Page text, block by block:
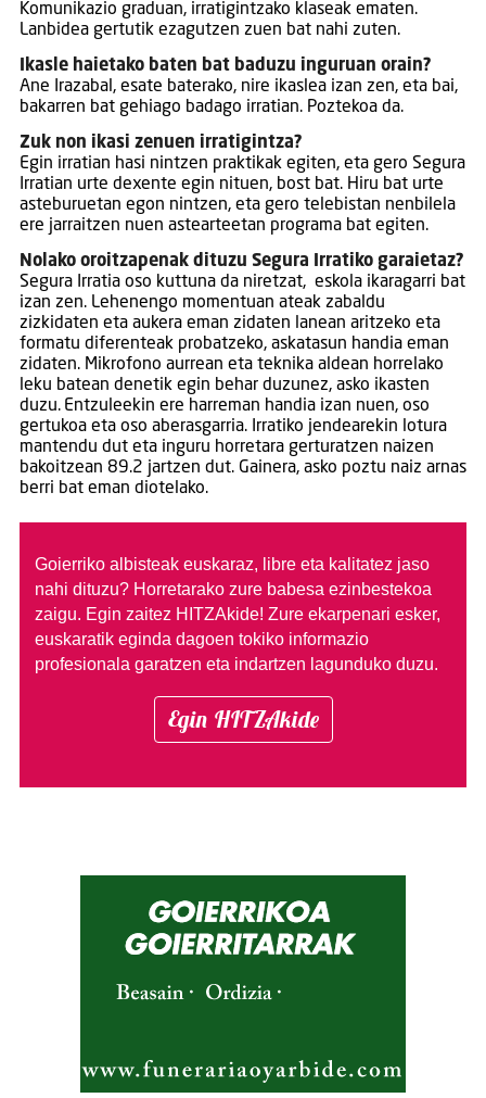
Komunikazio graduan, irratigintzako klaseak ematen.
Lanbidea gertutik ezagutzen zuen bat nahi zuten.
Ikasle haietako baten bat baduzu inguruan orain?
Ane Irazabal, esate baterako, nire ikaslea izan zen, eta bai,
bakarren bat gehiago badago irratian. Poztekoa da.
Zuk non ikasi zenuen irratigintza?
Egin irratian hasi nintzen praktikak egiten, eta gero Segura
Irratian urte dexente egin nituen, bost bat. Hiru bat urte
asteburuetan egon nintzen, eta gero telebistan nenbilela
ere jarraitzen nuen astearteetan programa bat egiten.
Nolako oroitzapenak dituzu Segura Irratiko garaietaz?
Segura Irratia oso kuttuna da niretzat, eskola ikaragarri bat
izan zen. Lehenengo momentuan ateak zabaldu
zizkidaten eta aukera eman zidaten lanean aritzeko eta
formatu diferenteak probatzeko, askatasun handia eman
zidaten. Mikrofono aurrean eta teknika aldean horrelako
leku batean denetik egin behar duzunez, asko ikasten
duzu. Entzuleekin ere harreman handia izan nuen, oso
gertukoa eta oso aberasgarria. Irratiko jendearekin lotura
mantendu dut eta inguru horretara gerturatzen naizen
bakoitzean 89.2 jartzen dut. Gainera, asko poztu naiz arnas
berri bat eman diotelako.
Goierriko albisteak euskaraz, libre eta kalitatez jaso
nahi dituzu? Horretarako zure babesa ezinbestekoa
zaigu. Egin zaitez HITZAkide! Zure ekarpenari esker,
euskaratik eginda dagoen tokiko informazio
profesionala garatzen eta indartzen lagunduko duzu.
Egin HITZAkide